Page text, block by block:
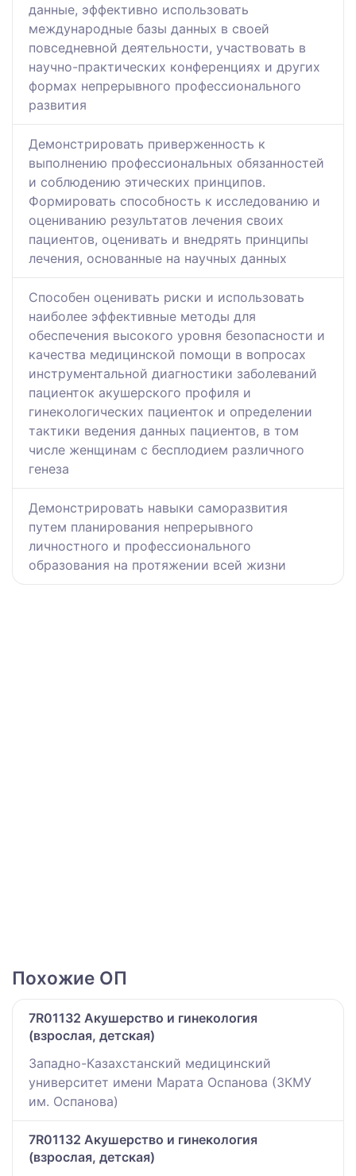
данные, эффективно использовать
международные базы данных в своей
повседневной деятельности, участвовать в
научно-практических конференциях и других
формах непрерывного профессионального
развития
Демонстрировать приверженность к
выполнению профессиональных обязанностей
и соблюдению этических принципов.
Формировать способность к исследованию и
оцениванию результатов лечения своих
пациентов, оценивать и внедрять принципы
лечения, основанные на научных данных
Способен оценивать риски и использовать
наиболее эффективные методы для
обеспечения высокого уровня безопасности и
качества медицинской помощи в вопросах
инструментальной диагностики заболеваний
пациенток акушерского профиля и
гинекологических пациенток и определении
тактики ведения данных пациентов, в том
числе женщинам с бесплодием различного
генеза
Демонстрировать навыки саморазвития
путем планирования непрерывного
личностного и профессионального
образования на протяжении всей жизни
Похожие ОП
7R01132 Акушерство и гинекология
(взрослая, детская)
Западно-Казахстанский медицинский
университет имени Марата Оспанова (ЗКМУ
им. Оспанова)
7R01132 Акушерство и гинекология
(взрослая, детская)